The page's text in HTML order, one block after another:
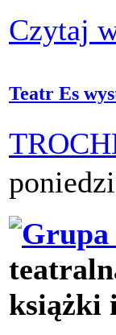
Czytaj
Teatr Es
książki